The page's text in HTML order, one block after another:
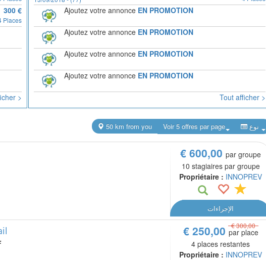
300 €
Places
>
Ajoutez votre annonce EN PROMOTION
Ajoutez votre annonce EN PROMOTION
Ajoutez votre annonce EN PROMOTION
Ajoutez votre annonce EN PROMOTION
Tout afficher >
50 km from you Voir 5 offres par page
€ 600,00 par groupe
10 stagiaires par groupe
Propriétaire : INNOPREV
الإجراءات
€ 300,00
€ 250,00par place
4 places restantes
Propriétaire : INNOPREV